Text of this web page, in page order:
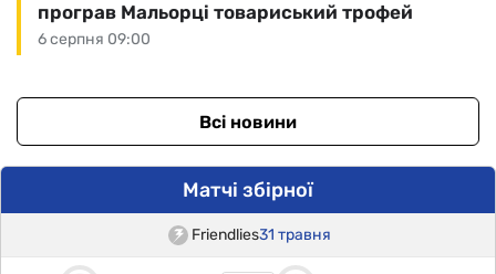
6 серпня 09:00
програв Мальорці товариський трофей
Всі новини
Матчі збірної
Friendlies31 травня